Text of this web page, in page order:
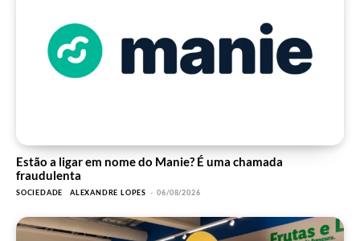
Estão a ligar em nome do Manie? É uma chamada
fraudulenta
SOCIEDADE ALEXANDRE LOPES - 06/08/2026